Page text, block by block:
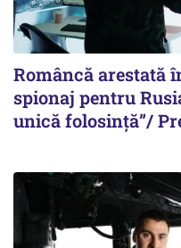
Româncă arestată
spionaj pentru
unică folosință”/